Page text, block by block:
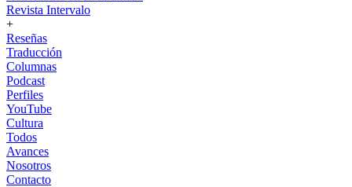
Revista Intervalo
+
Reseñas
Traducción
Columnas
Podcast
Perfiles
YouTube
Cultura
Todos
Avances
Nosotros
Contacto